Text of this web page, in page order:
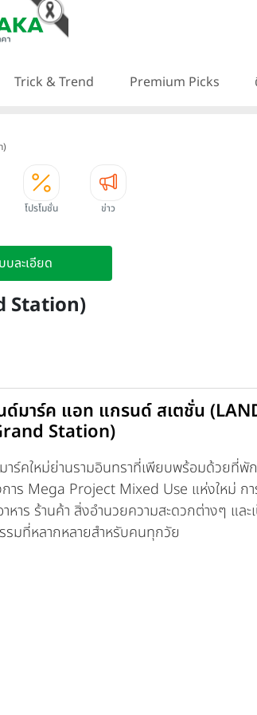
Trick & Trend Premium Picks
โปรโมชั่น ข่าว
ละเอียด
Station)
ด์มาร์ค แอท แกรนด์ สเตชั่น
Station)
าร์คใหม่ย่านรามอินทราที่เพียบพร้อมด้วยที่พั
การ Mega Project Mixed Use แห่งใหม่ ก
าหาร ร้านค้า สิ่งอำนวยความสะดวกต่างๆ แล
รมที่หลากหลายสำหรับคนทุกวัย